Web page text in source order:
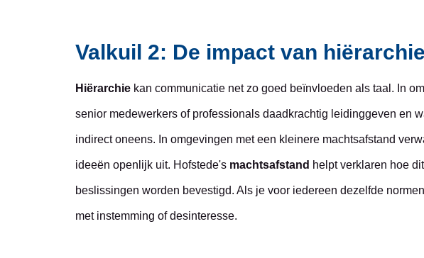
Valkuil 2: De impact van
Hiërarchie kan communicatie net zo goed beïnvloeden als taal. In
senior medewerkers of professionals daadkrachtig leidinggeven en
indirect oneens. In omgevingen met een kleinere machtsafstand
ideeën openlijk uit. Hofstede's machtsafstand helpt verklaren hoe
beslissingen worden bevestigd. Als je voor iedereen dezelfde
met instemming of desinteresse.